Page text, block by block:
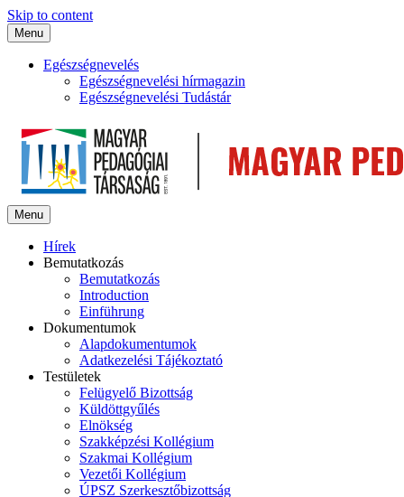
Skip to content
Menu
Egészségnevelés
Egészségnevelési hírmagazin
Egészségnevelési Tudástár
Menu
Hírek
Bemutatkozás
Bemutatkozás
Introduction
Einführung
Dokumentumok
Alapdokumentumok
Adatkezelési Tájékoztató
Testületek
Felügyelő Bizottság
Küldöttgyűlés
Elnökség
Szakképzési Kollégium
Szakmai Kollégium
Vezetői Kollégium
ÚPSZ Szerkesztőbizottság